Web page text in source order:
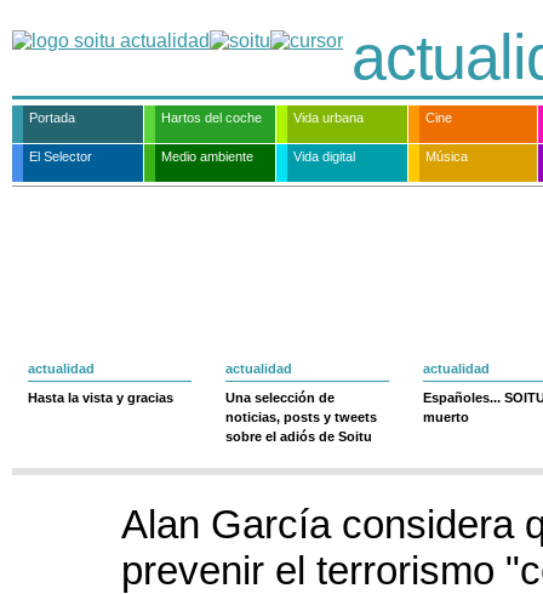
Portada Hartos del coche Vida urbana Cine
El Selector Medio ambiente Vida digital Música
actualidad
Hasta la vista y gracias
actualidad
Una selección de
noticias, posts y tweets
sobre el adiós de Soitu
actualidad
Españoles...
muerto
Alan García considera
prevenir el terrorismo